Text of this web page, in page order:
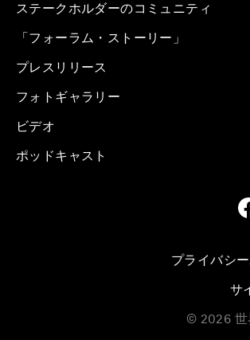
ステークホルダーのコミュニティ
「フォーラム・ストーリー」
プレスリリース
フォトギャラリー
ビデオ
ポッドキャスト
プライバシ
サ
© 2026